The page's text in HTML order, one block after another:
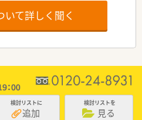
いて詳しく聞く
検討リストに
追加
検討リストを
見る